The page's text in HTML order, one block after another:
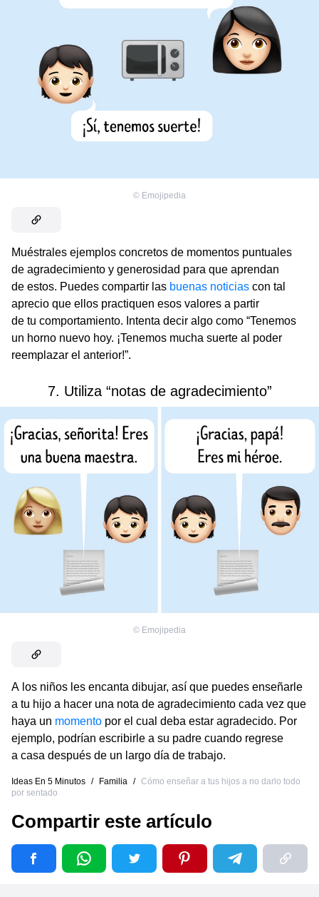
© Emojipedia
Muéstrales ejemplos concretos de momentos puntuales
de agradecimiento y generosidad para que aprendan
de estos. Puedes compartir las buenas noticias con tal
aprecio que ellos practiquen esos valores a partir
de tu comportamiento. Intenta decir algo como “Tenemos
un horno nuevo hoy. ¡Tenemos mucha suerte al poder
reemplazar el anterior!”.
7. Utiliza “notas de agradecimiento”
© Emojipedia
A los niños les encanta dibujar, así que puedes enseñarle
a tu hijo a hacer una nota de agradecimiento cada vez que
haya un momento por el cual deba estar agradecido. Por
ejemplo, podrían escribirle a su padre cuando regrese
a casa después de un largo día de trabajo.
Ideas En 5 Minutos / Familia / Cómo enseñar a tus hijos a no darlo todo
por sentado
Compartir este artículo